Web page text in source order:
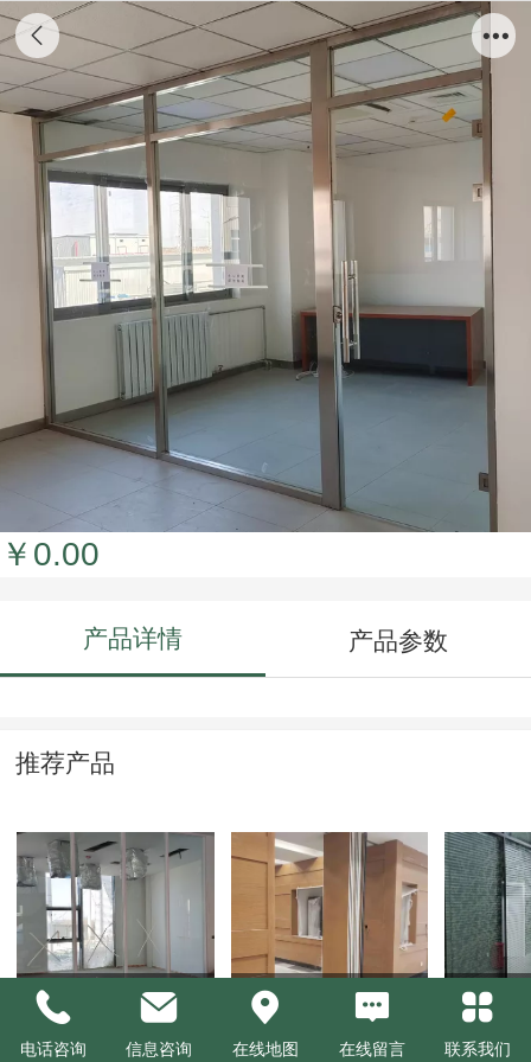
不锈钢隔断
￥0.00
产品详情 产品参数
推荐产品
单层玻璃隔断 活动隔断 双玻百
电话咨询 信息咨询 在线地图 在线留言 联系我们